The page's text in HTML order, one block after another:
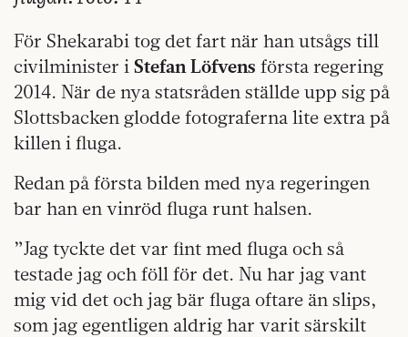
För Shekarabi tog det fart när han utsågs till
civilminister i Stefan Löfvens första regering
2014. När de nya statsråden ställde upp sig på
Slottsbacken glodde fotograferna lite extra på
killen i fluga.
Redan på första bilden med nya regeringen
bar han en vinröd fluga runt halsen.
”Jag tyckte det var fint med fluga och så
testade jag och föll för det. Nu har jag vant
mig vid det och jag bär fluga oftare än slips,
som jag egentligen aldrig har varit särskilt